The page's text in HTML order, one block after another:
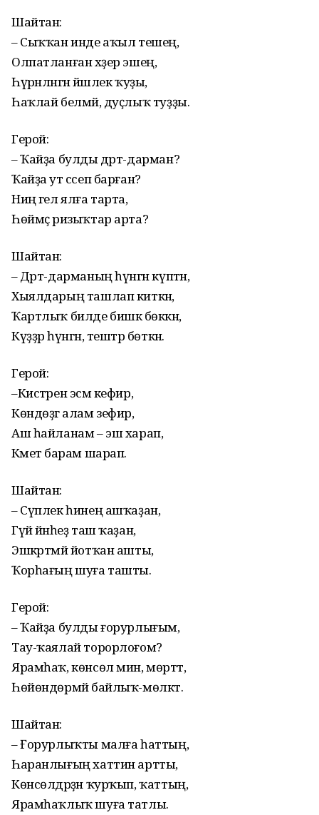
Шайтан:
– Сыҡҡан инде аҡыл тешең,
Олпатланған хәҙер эшең,
Һүрәнләнгән йәшлек ҡуҙы,
Һаҡлай белмәй, дуҫлыҡ туҙҙы.
Герой:
– Ҡайҙа булды дәрт-дарман?
Ҡайҙа ут сәсеп барған?
Ниңә гел ялға тарта,
Һөймәҫ ризыҡтар арта?
Шайтан:
– Дәрт-дарманың һүнгән күптән,
Хыялдарың ташлап киткән,
Ҡартлыҡ билде бишкә бөккән,
Күҙҙәр һүнгән, тештәр бөткән.
Герой:
–Кистәрен эсәм кефир,
Көндөҙгә алам зефир,
Аш һайланам – эш харап,
Кәметә барам шарап.
Шайтан:
– Сүплек һинең ашҡаҙан,
Гүйә йәнһеҙ таш ҡаҙан,
Эшкәртмәй йотҡан ашты,
Ҡорһағың шуға ташты.
Герой:
– Ҡайҙа булды ғорурлығым,
Тау-ҡаялай торорлоғом?
Ярамһаҡ, көнсөл мин, мөртәт,
Һөйөндөрмәй байлыҡ-мөлкәт.
Шайтан:
– Ғорурлыҡты малға һаттың,
Һаранлығың хаттин артты,
Көнсөлдәрҙән ҡурҡып, ҡаттың,
Ярамһаҡлыҡ шуға татлы.